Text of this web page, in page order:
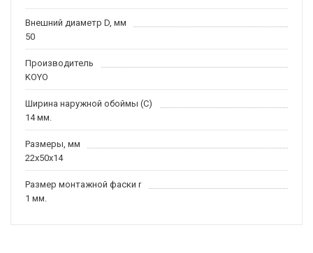
Внешний диаметр D, мм
50
Производитель
KOYO
Ширина наружной обоймы (C)
14 мм.
Размеры, мм
22x50x14
Размер монтажной фаски r
1 мм.